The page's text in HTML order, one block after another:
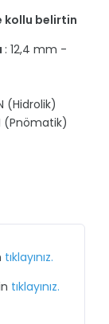
kollu belirtin
: 12,4 mm -
(Hidrolik)
(Pnömatik)
tıklayınız.
tıklayınız.